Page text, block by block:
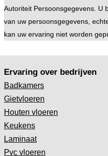
Autoriteit Persoonsgegevens. U
van uw persoonsgegevens,
kan uw ervaring niet worden
Ervaring over bedrijven
Badkamers
Gietvloeren
Houten vloeren
Keukens
Laminaat
Pvc vloeren